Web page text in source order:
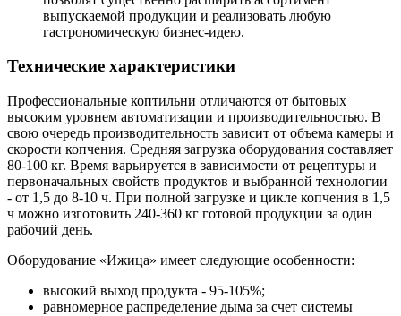
выпускаемой продукции и реализовать любую
гастрономическую бизнес-идею.
Технические характеристики
Профессиональные коптильни отличаются от бытовых
высоким уровнем автоматизации и производительностью. В
свою очередь производительность зависит от объема камеры и
скорости копчения. Средняя загрузка оборудования составляет
80-100 кг. Время варьируется в зависимости от рецептуры и
первоначальных свойств продуктов и выбранной технологии
- от 1,5 до 8-10 ч. При полной загрузке и цикле копчения в 1,5
ч можно изготовить 240-360 кг готовой продукции за один
рабочий день.
Оборудование «Ижица» имеет следующие особенности:
высокий выход продукта - 95-105%;
равномерное распределение дыма за счет системы